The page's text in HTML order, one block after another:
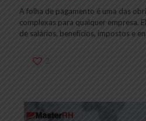
A folha de pagamento é uma das
complexas para qualquer empresa.
de salários, benefícios, impostos e
2